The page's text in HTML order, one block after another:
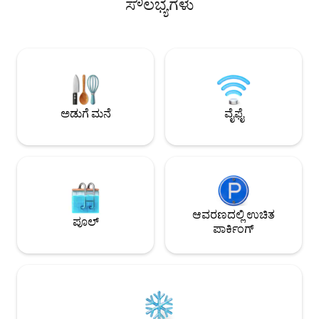
ರಾತ್ರಿಗಳ ವಿಶ್ರಾಂತಿ ಪಡೆಯಿರಿ. 2 ನೇ ಸೆಟ್ ಶೀಟ್‌ಗಳು
ಮತ್ತು ದಿಂಬುಗಳನ್ನು 3+ ಗೆಸ್ಟ್‌ಗಳಿಗೆ ಮಾತ್ರ
ಈ ನಿಯಮವನ್ನು ಉಲ್ಲಂಘಿಸುವ ಯಾರಿಗಾದರೂ $
300 ವಿಧಿಸಲಾಗುತ್ತದೆ.
ಸೌಲಭ್ಯಗಳು
ಅಡುಗೆ ಮನೆ ವೈಫೈ
ಪೂಲ್
ಆವರಣದಲ್ಲಿ ಉಚಿತ
ಪಾರ್ಕಿಂಗ್